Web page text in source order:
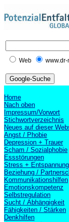
Web www.dr-
Home
Nach oben
Impressum/Vorwort
Stichwortverzeichnis
Neues auf dieser
Angst / Phobie
Depression + Trauer
Scham / Sozialphobie
Essstörungen
Stress + Entspannung
Beziehung /
Kommunikationshilfen
Emotionskompetenz
Selbstregulation
Sucht / Abhängigkeit
Fähigkeiten / Stärken
Denkhilfen